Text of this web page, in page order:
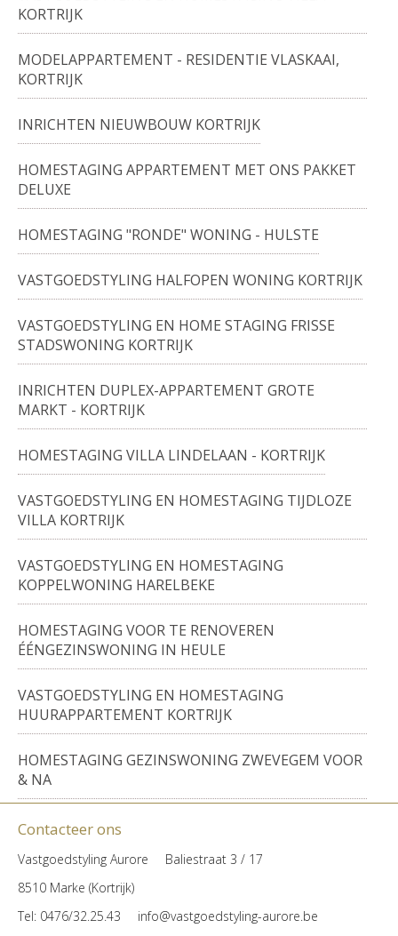
KORTRIJK
MODELAPPARTEMENT - RESIDENTIE VLASKAAI,
KORTRIJK
INRICHTEN NIEUWBOUW KORTRIJK
HOMESTAGING APPARTEMENT MET ONS PAKKET
DELUXE
HOMESTAGING "RONDE" WONING - HULSTE
VASTGOEDSTYLING HALFOPEN WONING KORTRIJK
VASTGOEDSTYLING EN HOME STAGING FRISSE
STADSWONING KORTRIJK
INRICHTEN DUPLEX-APPARTEMENT GROTE
MARKT - KORTRIJK
HOMESTAGING VILLA LINDELAAN - KORTRIJK
VASTGOEDSTYLING EN HOMESTAGING TIJDLOZE
VILLA KORTRIJK
VASTGOEDSTYLING EN HOMESTAGING
KOPPELWONING HARELBEKE
HOMESTAGING VOOR TE RENOVEREN
ÉÉNGEZINSWONING IN HEULE
VASTGOEDSTYLING EN HOMESTAGING
HUURAPPARTEMENT KORTRIJK
HOMESTAGING GEZINSWONING ZWEVEGEM VOOR
& NA
Contacteer ons
Vastgoedstyling Aurore
Baliestraat 3 / 17
8510 Marke (Kortrijk)
Tel: 0476/32.25.43 info@vastgoedstyling-aurore.be